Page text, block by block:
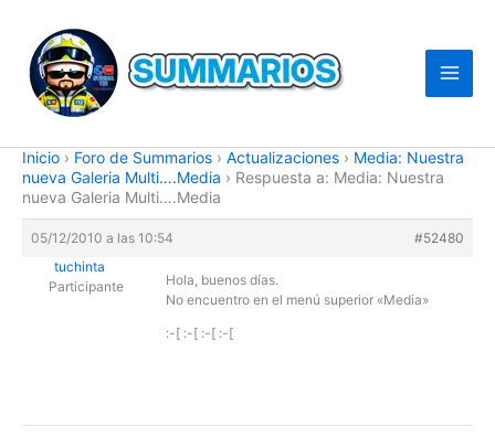
contenido
Inicio › Foro de Summarios › Actualizaciones › Media: Nuestra
nueva Galeria Multi….Media › Respuesta a: Media: Nuestra
nueva Galeria Multi….Media
05/12/2010 a las 10:54
#52480
tuchinta
Participante
Hola, buenos días.
No encuentro en el menú superior «Media»
:-[ :-[ :-[ :-[